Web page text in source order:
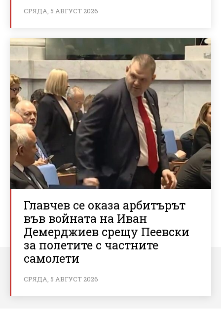
СРЯДА, 5 АВГУСТ 2026
Главчев се оказа арбитърът
във войната на Иван
Демерджиев срещу Пеевски
за полетите с частните
самолети
СРЯДА, 5 АВГУСТ 2026